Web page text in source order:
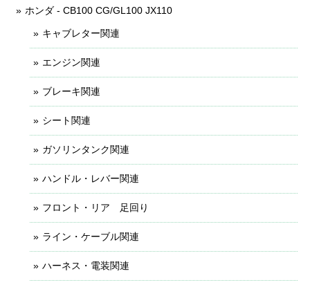
ホンダ - CB100 CG/GL100 JX110
キャブレター関連
エンジン関連
ブレーキ関連
シート関連
ガソリンタンク関連
ハンドル・レバー関連
フロント・リア 足回り
ライン・ケーブル関連
ハーネス・電装関連